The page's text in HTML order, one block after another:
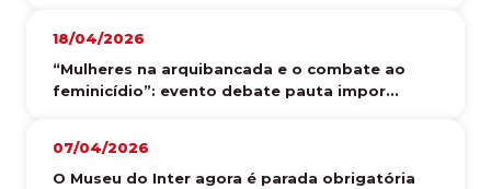
18/04/2026
“Mulheres na arquibancada e o combate ao
feminicídio”: evento debate pauta impor...
07/04/2026
O Museu do Inter agora é parada obrigatória